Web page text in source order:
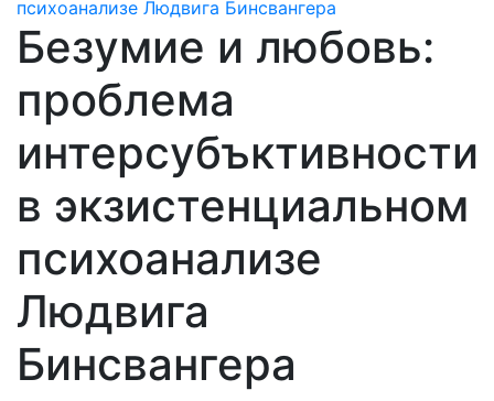
Безумие и любовь:
проблема
интерсубъктивности
в экзистенциальном
психоанализе
Людвига
Бинсвангера